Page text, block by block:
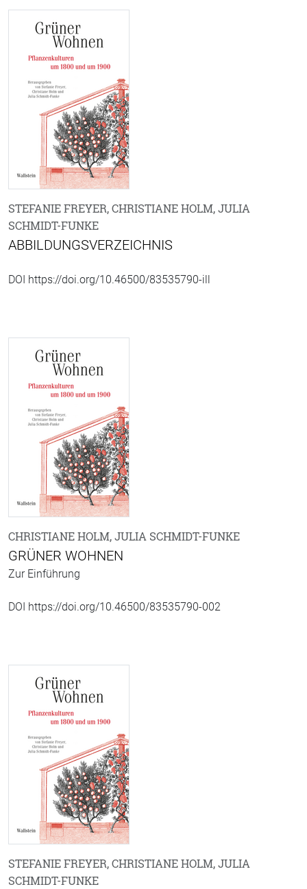
STEFANIE FREYER, CHRISTIANE HOLM, JULIA
SCHMIDT-FUNKE
ABBILDUNGSVERZEICHNIS
DOI https://doi.org/10.46500/83535790-ill
CHRISTIANE HOLM, JULIA SCHMIDT-FUNKE
GRÜNER WOHNEN
Zur Einführung
DOI https://doi.org/10.46500/83535790-002
STEFANIE FREYER, CHRISTIANE HOLM, JULIA
SCHMIDT-FUNKE